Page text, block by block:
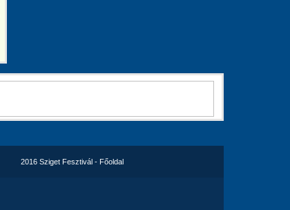
2016 Sziget Fesztivál - Főoldal